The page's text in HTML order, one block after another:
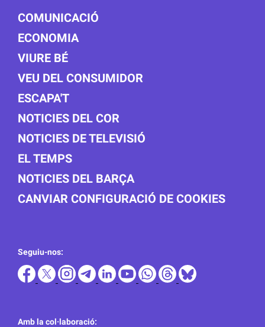
COMUNICACIÓ
ECONOMIA
VIURE BÉ
VEU DEL CONSUMIDOR
ESCAPA'T
NOTICIES DEL COR
NOTICIES DE TELEVISIÓ
EL TEMPS
NOTICIES DEL BARÇA
CANVIAR CONFIGURACIÓ DE COOKIES
Seguiu-nos:
Amb la col·laboració: